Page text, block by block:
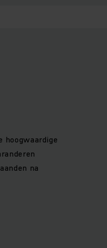
hoogwaardige
na